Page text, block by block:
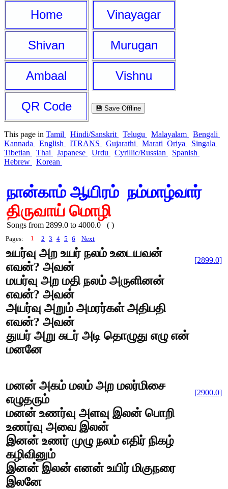
Home Vinayagar
Shivan Murugan
Ambaal Vishnu
QR Code 💾 Save Offline
This page in Tamil Hindi/Sanskrit Telugu Malayalam
Bengali
Kannada
English ITRANS Gujarathi Marati Oriya
Singala
Tibetian
Thai Japanese Urdu Cyrillic/Russian
Spanish
Hebrew
Korean
நான்காம் ஆயிரம் நம்மாழ்வார்
திருவாய் மொழி
Songs from 2899.0 to 4000.0 ( )
Pages: 1 2 3 4 5 6 Next
உயர்வு அற உயர் நலம் உடையவன்
எவன்? அவன்
மயர்வு அற மதி நலம் அருளினன்
எவன்? அவன்
அயர்வு அறும் அமரர்கள் அதிபதி
எவன்? அவன்
துயர் அறு சுடர் அடி தொழுது எழு என்
மனனே
[2899.0]
மனன் அகம் மலம் அற மலர்மிசை
எழுதரும்
மனன் உணர்வு அளவு இலன் பொறி
உணர்வு அவை இலன்
இனன் உணர் முழு நலம் எதிர் நிகழ்
கழிவினும்
இனன் இலன் எனன் உயிர் மிகுநரை
இலனே
[2900.0]